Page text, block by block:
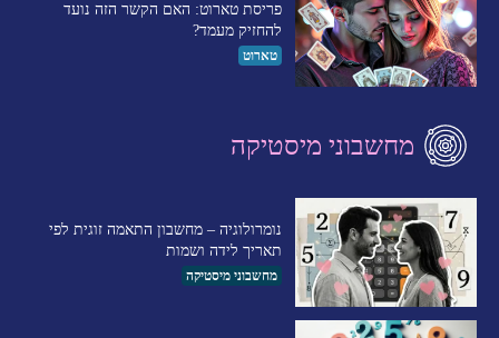
פריסת טארוט: האם הקשר הזה נועד
להחזיק מעמד?
טארוט
מחשבוני מיסטיקה
נומרולוגיה – מחשבון התאמה זוגית לפי
תאריך לידה ושמות
מחשבוני מיסטיקה